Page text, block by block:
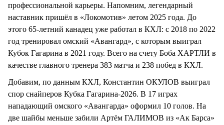
профессиональной карьеры. Напомним, легендарный
наставник пришёл в «Локомотив» летом 2025 года. До
этого 65-летний канадец уже работал в КХЛ: с 2018 по 2022
год тренировал омский «Авангард», с которым выиграл
Кубок Гагарина в 2021 году. Всего на счету Боба ХАРТЛИ в
качестве главного тренера 383 матча и 238 побед в КХЛ.
Добавим, по данным КХЛ, Константин ОКУЛОВ выиграл
спор снайперов Кубка Гагарина-2026. В 17 играх
нападающий омского «Авангарда» оформил 10 голов. На
две шайбы меньше забили Артём ГАЛИМОВ из «Ак Барса»